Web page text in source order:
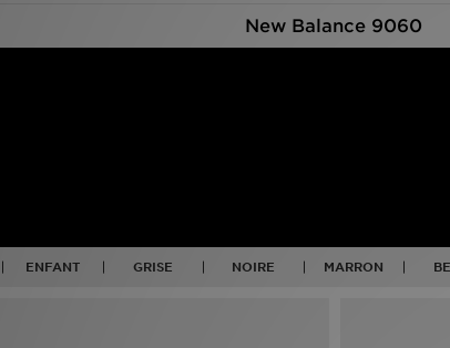
New Balance 9060
ENFANT GRISE NOIRE MARRON